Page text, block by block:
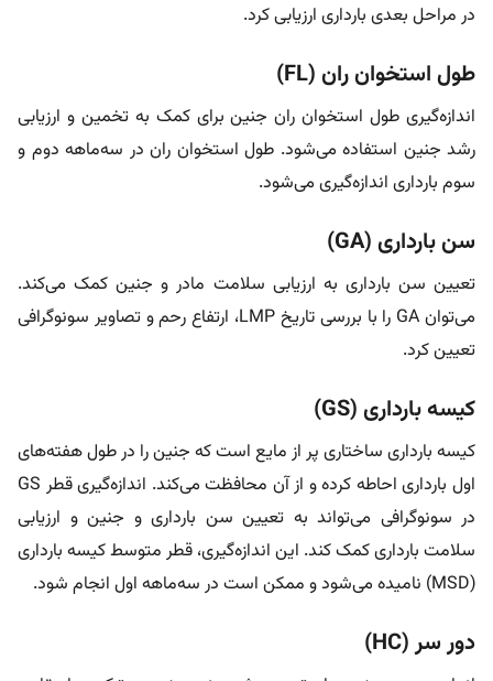
در مراحل بعدی بارداری ارزیابی کرد.
طول استخوان ران (FL)
اندازه‌گیری طول استخوان ران جنین برای کمک به تخمین و ارزیابی
رشد جنین استفاده می‌شود. طول استخوان ران در سه‌ماهه دوم و
سوم بارداری اندازه‌گیری می‌شود.
سن بارداری (GA)
تعیین سن بارداری به ارزیابی سلامت مادر و جنین کمک می‌کند.
می‌توان GA را با بررسی تاریخ LMP، ارتفاع رحم و تصاویر سونوگرافی
تعیین کرد.
کیسه بارداری (GS)
کیسه بارداری ساختاری پر از مایع است که جنین را در طول هفته‌های
اول بارداری احاطه کرده و از آن محافظت می‌کند. اندازه‌گیری قطر GS
در سونوگرافی می‌تواند به تعیین سن بارداری و جنین و ارزیابی
سلامت بارداری کمک کند. این اندازه‌گیری، قطر متوسط ​​کیسه بارداری
(MSD) نامیده می‌شود و ممکن است در سه‌ماهه اول انجام شود.
دور سر (HC)